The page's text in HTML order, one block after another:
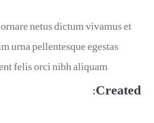
netus dictum vivamus et
urna pellentesque egestas
felis orci nibh aliquam.
Created: